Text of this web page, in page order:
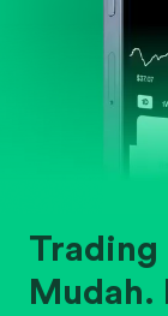
Trading
Mudah.